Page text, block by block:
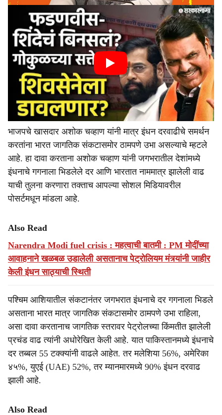
भाजपचे खासदार अशोक चव्हाण यांनी मात्र इंधन दरवाढीचे समर्थन
करतांना भारत जागतिक संकटासमोर ठामपणे उभा असल्याचे म्हटले
आहे. हा दावा करताना अशोक चव्हाण यांनी जगभरातील देशांमध्ये
इंधनाचे गगनाला भिडलेले दर आणि भारतात नाममात्र झालेली वाढ
याची तुलना करणारा तक्ताच आपल्या सोशल मिडियावरील
पोसर्टमधून मांडला आहे.
Also Read
Narendra Modi fuel crisis : महत्वाची बातमी : PM मोदींच्या
आवाहनाने खळबळ उडालेली असतानाच पेट्रोलियम मंत्र्यांनी जाहीर
केली इंधन साठ्याची स्थिती
पश्चिम आशियातील संकटानंतर जगभरात इंधनाचे दर गगनाला भिडले
असताना भारत मात्र जागतिक संकटासमोर ठामपणे उभा राहिला,
असा दावा करतानाच जागतिक स्तरावर पेट्रोलच्या किंमतीत झालेली
प्रचंड वाढ त्यांनी अधोरेखित केली आहे. यात पाकिस्तानमध्ये इंधनाचे
दर तब्बल 55 टक्क्यांनी वाढले आहेत. तर मलेशिया 56%, अमेरिका
४५%, युएई (UAE) 52%, तर म्यानमारमध्ये 90% इंधन दरवाढ
झाली आहे.
Also Read